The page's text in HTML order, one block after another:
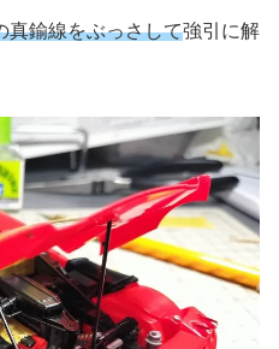
真鍮線をぶっさして強引に解